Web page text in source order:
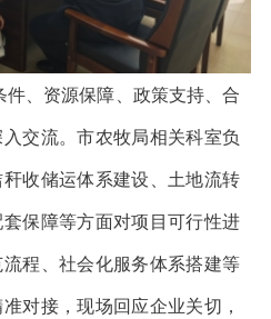
件、资源保障、政策支持、合
交流。市农牧局相关科室负
收储运体系建设、土地流转
保障等方面对项目可行性进
程、社会化服务体系搭建等
对接，现场回应企业关切，